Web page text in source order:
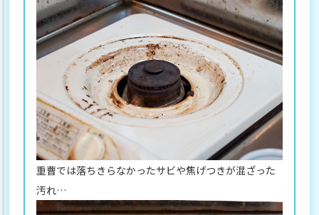
重曹では落ちきらなかったサビや焦げつきが混ざった
汚れ…